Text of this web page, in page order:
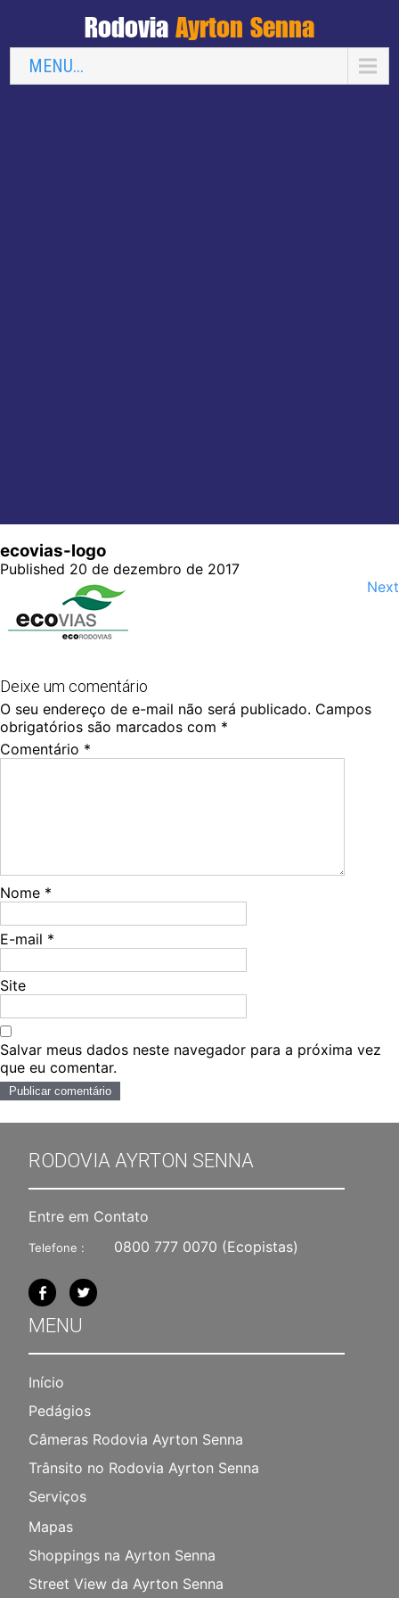
Rodovia Ayrton Senna
MENU...
ecovias-logo
Published 20 de dezembro de 2017
Next
Deixe um comentário
O seu endereço de e-mail não será publicado. Campos
obrigatórios são marcados com *
Comentário *
Nome *
E-mail *
Site
Salvar meus dados neste navegador para a próxima vez
que eu comentar.
RODOVIA AYRTON SENNA
Entre em Contato
Telefone : 0800 777 0070 (Ecopistas)
MENU
Início
Pedágios
Câmeras Rodovia Ayrton Senna
Trânsito no Rodovia Ayrton Senna
Serviços
Mapas
Shoppings na Ayrton Senna
Street View da Ayrton Senna